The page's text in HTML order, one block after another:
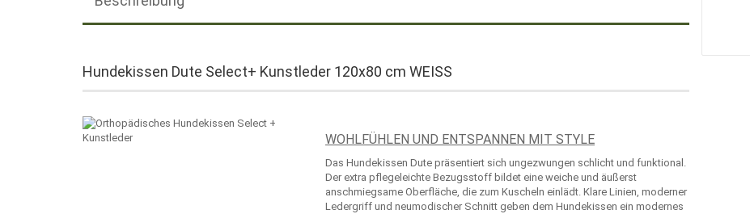
Hundekissen Dute Select+ Kunstleder 120x80 cm WEISS
WOHLFÜHLEN UND ENTSPANNEN MIT STYLE
Das Hundekissen Dute präsentiert sich ungezwungen schlicht und funktional.
Der extra pflegeleichte Bezugsstoff bildet eine weiche und äußerst
anschmiegsame Oberfläche, die zum Kuscheln einlädt. Klare Linien, moderner
Ledergriff und neumodischer Schnitt geben dem Hundekissen ein modernes